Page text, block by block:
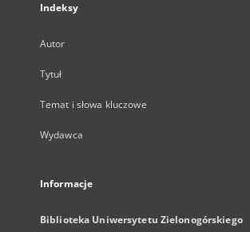
Indeksy
Autor
Tytuł
Temat i słowa kluczowe
Wydawca
Informacje
Biblioteka Uniwersytetu Zielonogórskiego